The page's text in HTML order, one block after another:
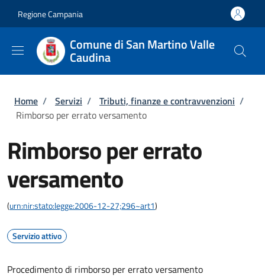
Regione Campania
Comune di San Martino Valle
Caudina
Briciole di pane
Home / Servizi / Tributi, finanze e contravvenzioni /
Rimborso per errato versamento
Rimborso per errato
versamento
(urn:nir:stato:legge:2006-12-27;296~art1)
Servizio attivo
Procedimento di rimborso per errato versamento